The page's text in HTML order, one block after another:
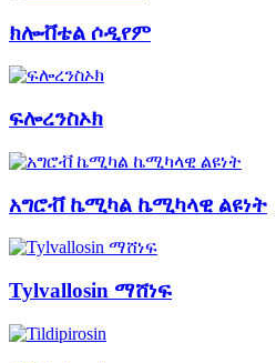
ክሎቭቴል ሶዲየም
ፍሎረንስኦክ
አግሮቭ ኬሚካል ኬሚካላዊ ልዩነት
Tylvallosin ማሸነፍ